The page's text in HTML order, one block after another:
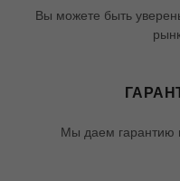
Вы можете быть
Мы даем гарантию